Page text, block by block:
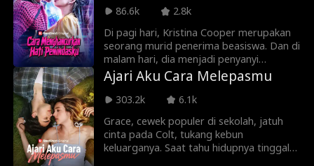
86.6k
2.8k
Di pagi hari, Kristina Cooper merupakan
seorang murid penerima beasiswa. Dan di
malam hari, dia menjadi penyanyi
bertopeng online. Dia memiliki pacar di
dunia maya yang sempurna, Dax,
seorang pria yang manis, perhatian, dan
Dax sebenarnya adalah Dexter, preman
mengerikan yang selalu menindasnya di
sekolah! Apa Kristina akan memaafkan
Ajari Aku Cara Melepasmu
303.2k
6.1k
Grace, cewek populer di sekolah, jatuh
cinta pada Colt, tukang kebun
keluarganya. Saat tahu hidupnya tinggal